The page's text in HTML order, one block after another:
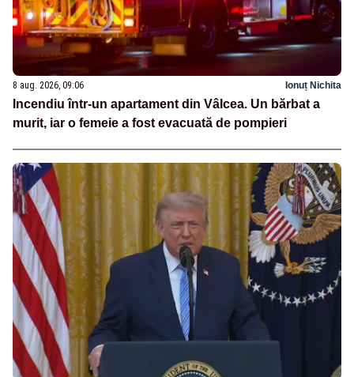
8 aug. 2026, 09:06 Ionuț Nichita
Incendiu într-un apartament din Vâlcea. Un bărbat a
murit, iar o femeie a fost evacuată de pompieri